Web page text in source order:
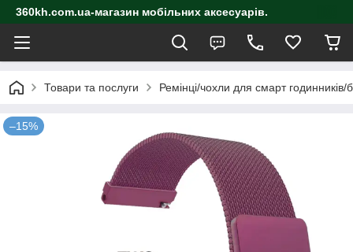
360kh.com.ua-магазин мобільних аксесуарів.
Товари та послуги Ремінці/чохли для смарт годинників/
–15%